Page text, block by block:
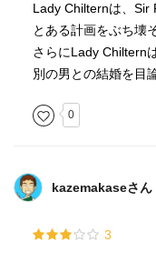
Lady Chilternは、Sir
とある計画をぶち壊
さらにLady Chiltern
別の男との結婚を目
0
kazemakaseさん
3